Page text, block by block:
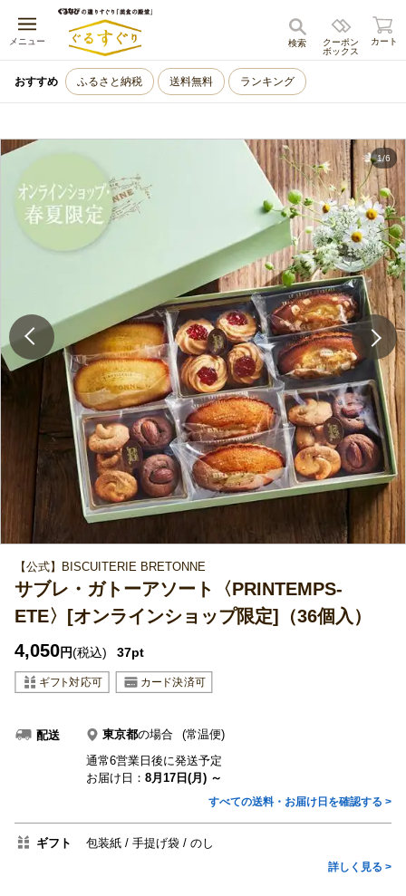
メニュー
キャンセル
クーポン
ボックス
検索 カート
おすすめ ふるさと納税 送料無料 ランキング
1/6
【公式】BISCUITERIE BRETONNE
サブレ・ガトーアソート〈PRINTEMPS-
ETE〉[オンラインショップ限定]（36個入）
4,050円(税込) 37pt
配送 東京都の場合
(常温便)
通常6営業日後に発送予定
お届け日： 8月17日(月) ～
すべての送料・お届け日を確認する >
ギフト 包装紙 手提げ袋 のし
詳しく見る >